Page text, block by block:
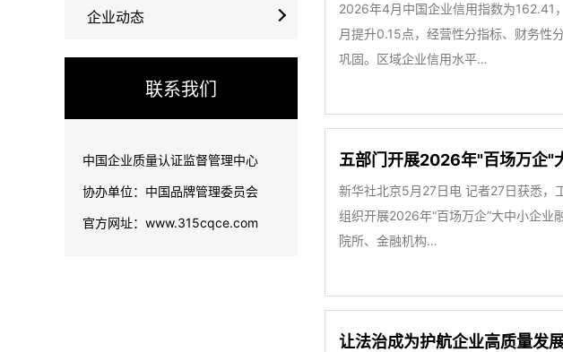
企业动态
联系我们
中国企业质量认证监督管理中心
协办单位：中国品牌管理委员会
官方网址：www.315cqce.com
2026年4月中国企业信用指数为162.41
月提升0.15点，经营性分指标、财务性
巩固。区域企业信用水平…
五部门开展2026年"百场万企"
新华社北京5月27日电 记者27日获悉，
组织开展2026年“百场万企”大中小企
院所、金融机构…
让法治成为护航企业高质量